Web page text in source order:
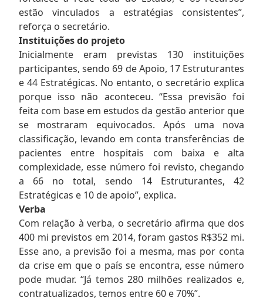
estão vinculados a estratégias consistentes”,
reforça o secretário.
Instituições do projeto
Inicialmente eram previstas 130 instituições
participantes, sendo 69 de Apoio, 17 Estruturantes
e 44 Estratégicas. No entanto, o secretário explica
porque isso não aconteceu. “Essa previsão foi
feita com base em estudos da gestão anterior que
se mostraram equivocados. Após uma nova
classificação, levando em conta transferências de
pacientes entre hospitais com baixa e alta
complexidade, esse número foi revisto, chegando
a 66 no total, sendo 14 Estruturantes, 42
Estratégicas e 10 de apoio”, explica.
Verba
Com relação à verba, o secretário afirma que dos
400 mi previstos em 2014, foram gastos R$352 mi.
Esse ano, a previsão foi a mesma, mas por conta
da crise em que o país se encontra, esse número
pode mudar. “Já temos 280 milhões realizados e,
contratualizados, temos entre 60 e 70%”.